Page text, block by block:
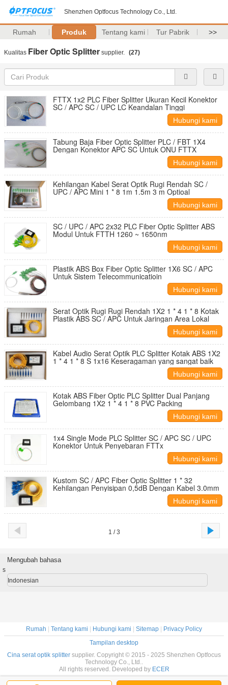
Shenzhen Optfocus Technology Co., Ltd.
Rumah Produk Tentang kami Tur Pabrik >>
Kualitas Fiber Optic Splitter supplier. (27)
FTTX 1x2 PLC Fiber Splitter Ukuran Kecil Konektor
SC / APC SC / UPC LC Keandalan Tinggi
Hubungi kami
Tabung Baja Fiber Optic Splitter PLC / FBT 1X4
Dengan Konektor APC SC Untuk ONU FTTX
Hubungi kami
Kehilangan Kabel Serat Optik Rugi Rendah SC /
UPC / APC Mini 1 * 8 1m 1.5m 3 m Optioal
Hubungi kami
SC / UPC / APC 2x32 PLC Fiber Optic Splitter ABS
Modul Untuk FTTH 1260 ~ 1650nm
Hubungi kami
Plastik ABS Box Fiber Optic Splitter 1X6 SC / APC
Untuk Sistem Telecommunicatioin
Hubungi kami
Serat Optik Rugi Rugi Rendah 1X2 1 * 4 1 * 8 Kotak
Plastik ABS SC / APC Untuk Jaringan Area Lokal
Hubungi kami
Kabel Audio Serat Optik PLC Splitter Kotak ABS 1X2
1 * 4 1 * 8 S 1x16 Keseragaman yang sangat baik
Hubungi kami
Kotak ABS Fiber Optic PLC Splitter Dual Panjang
Gelombang 1X2 1 * 4 1 * 8 PVC Packing
Hubungi kami
1x4 Single Mode PLC Splitter SC / APC SC / UPC
Konektor Untuk Penyebaran FTTx
Hubungi kami
Kustom SC / APC Fiber Optic Splitter 1 * 32
Kehilangan Penyisipan 0,5dB Dengan Kabel 3.0mm
Hubungi kami
1 / 3
Mengubah bahasa
s
Indonesian
Rumah Tentang kami Hubungi kami Sitemap
Privacy Policy
Tampilan desktop
Cina serat optik splitter supplier. Copyright © 2015 - 2025 Shenzhen Optfocus
Technology Co., Ltd..
All rights reserved. Developed by ECER